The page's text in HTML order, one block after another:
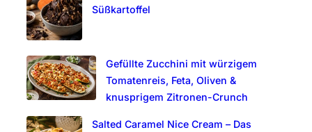
Süßkartoffel
Gefüllte Zucchini mit würzigem
Tomatenreis, Feta, Oliven &
knusprigem Zitronen-Crunch
Salted Caramel Nice Cream – Das